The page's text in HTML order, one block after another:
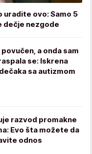
uradite ovo: Samo 5
dečje nezgode
a onda sam
se: Iskrena
sa autizmom
razvod promakne
Evo šta možete da
odnos